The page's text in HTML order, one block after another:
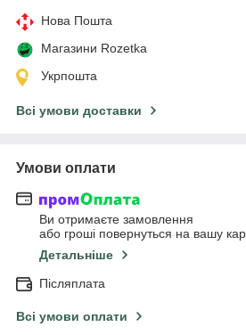
Нова Пошта
Магазини Rozetka
Укрпошта
Всі умови доставки
Умови оплати
Ви отримаєте замовлення
або гроші повернуться на вашу
Детальніше
Післяплата
Всі умови оплати